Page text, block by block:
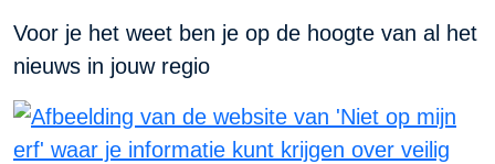
Voor je het weet ben je op de hoogte van al het
nieuws in jouw regio